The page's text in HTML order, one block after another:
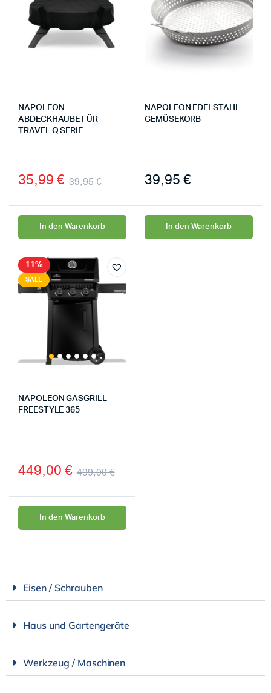
NAPOLEON
ABDECKHAUBE FÜR
TRAVEL Q SERIE
39,95€
35,99 €
In den Warenkorb
NAPOLEON EDELSTAHL
GEMÜSEKORB
39,95 €
In den Warenkorb
11%
SALE
NAPOLEON GASGRILL
FREESTYLE 365
499,00€
449,00 €
In den Warenkorb
Eisen / Schrauben
Haus und Gartengeräte
Werkzeug / Maschinen